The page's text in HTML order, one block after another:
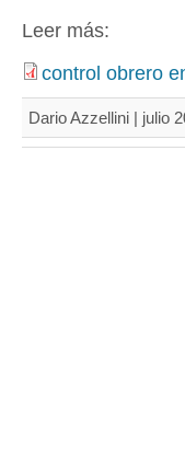
Leer más:
control obrero
Dario Azzellini | julio